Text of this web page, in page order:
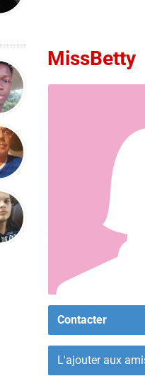
MissBetty
Contacter
L'ajouter aux